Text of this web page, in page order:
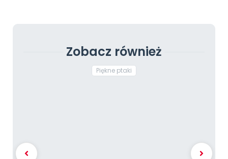
Zobacz również
Piękne ptaki